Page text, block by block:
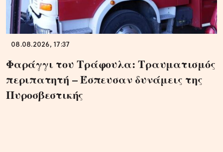
08.08.2026, 17:37
Φαράγγι του Τράφουλα: Τραυματισμός
περιπατητή – Έσπευσαν δυνάμεις της
Πυροσβεστικής